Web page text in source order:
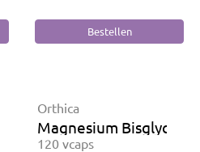
120
Orthica
Magnesium
120 vcaps